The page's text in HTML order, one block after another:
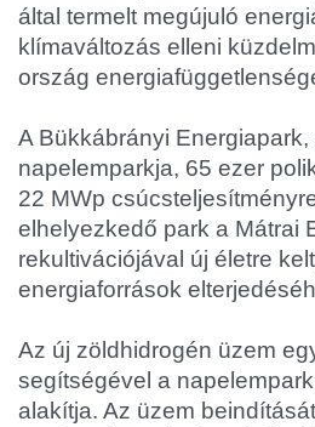
által termelt megújuló
klímaváltozás elleni
ország
A Bükkábrányi
napelemparkja, 65 ezer
22 MWp
elhelyezkedő park a Mátrai
rekultivációjával új életre
energiaforrások
Az új zöldhidrogén üzem
segítségével a
alakítja. Az üzem